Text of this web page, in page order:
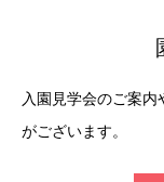
入園見学会のご案
がございます。